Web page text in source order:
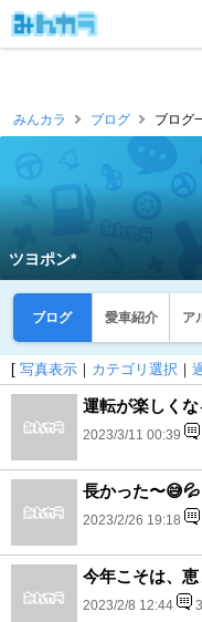
みんカラ ブログ ブログ
ツヨポン*
ブログ 愛車紹介 ア
[ 写真表示 ｜ カテゴリ選択 ｜
運転が楽しく
2023/3/11 00:39
長かった〜😅💦
2023/2/26 19:18
今年こそは、
2023/2/8 12:44 3